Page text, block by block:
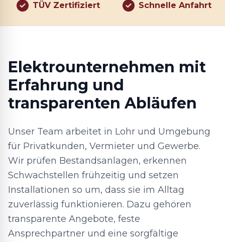
TÜV Zertifiziert Schnelle Anfahrt
Elektrounternehmen mit
Erfahrung und
transparenten Abläufen
Unser Team arbeitet in Lohr und Umgebung
für Privatkunden, Vermieter und Gewerbe.
Wir prüfen Bestandsanlagen, erkennen
Schwachstellen frühzeitig und setzen
Installationen so um, dass sie im Alltag
zuverlässig funktionieren. Dazu gehören
transparente Angebote, feste
Ansprechpartner und eine sorgfältige